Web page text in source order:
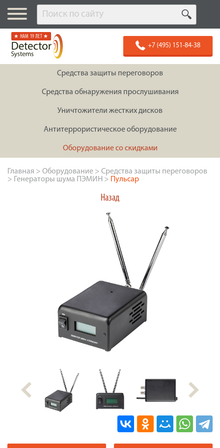
★ НАМ 19 ЛЕТ ★
+7 (495) 151-84-38
Средства защиты переговоров
Средства обнаружения прослушивания
Уничтожители жестких дисков
Антитеррористическое оборудование
Оборудование со скидками
Главная > Оборудование > Средства защиты переговоров
> Генераторы шума ПЭМИН > Пульсар
Назад